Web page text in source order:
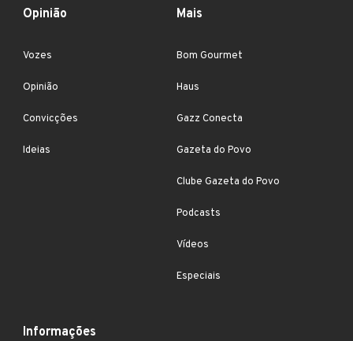
Opinião
Vozes
Opinião
Convicções
Ideias
Mais
Bom Gourmet
Haus
Gazz Conecta
Gazeta do Povo
Clube Gazeta do Povo
Podcasts
Vídeos
Especiais
Informações